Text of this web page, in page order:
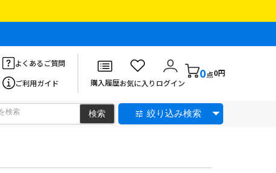
よくあるご質問
ご利用ガイド
購入履歴お気に入りログイン
0点0円
絞り込み検索